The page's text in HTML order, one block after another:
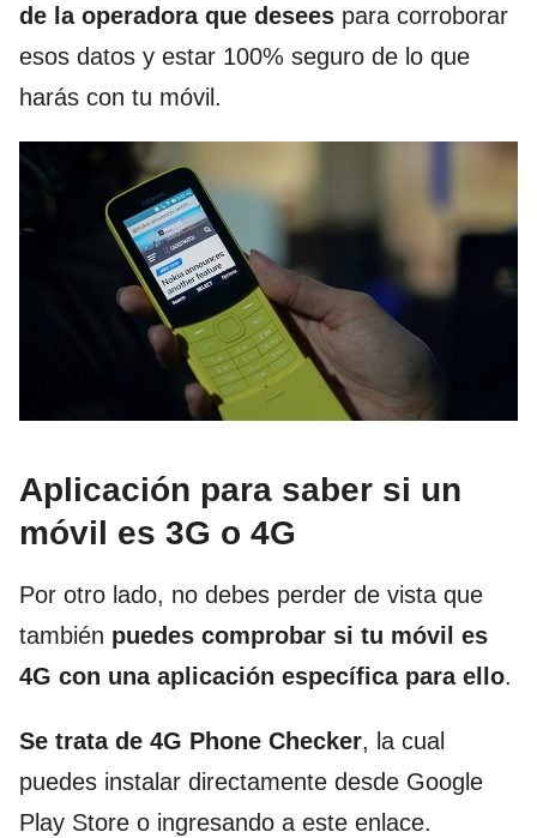
de la operadora que desees para corroborar
esos datos y estar 100% seguro de lo que
harás con tu móvil.
Aplicación para saber si un
móvil es 3G o 4G
Por otro lado, no debes perder de vista que
también puedes comprobar si tu móvil es
4G con una aplicación específica para ello.
Se trata de 4G Phone Checker, la cual
puedes instalar directamente desde Google
Play Store o ingresando a este enlace.